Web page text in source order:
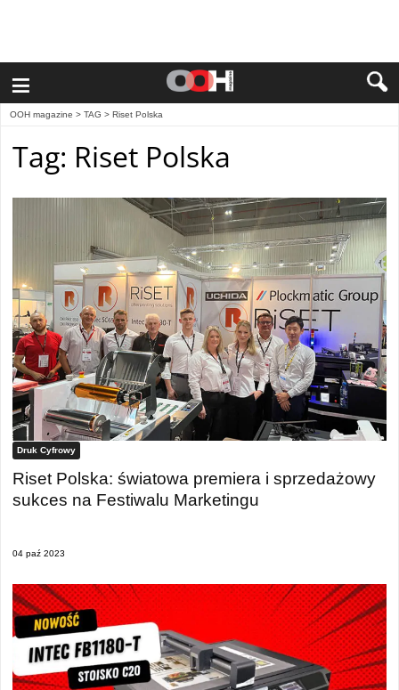
≡
OOH magazine > TAG > Riset Polska
Tag: Riset Polska
Druk Cyfrowy
Riset Polska: światowa premiera i sprzedażowy
sukces na Festiwalu Marketingu
04 paź 2023